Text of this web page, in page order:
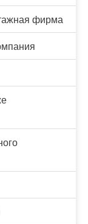
фирма